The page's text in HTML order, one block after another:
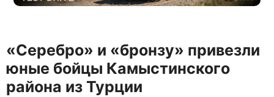
«Серебро» и «бронзу» привезли
юные бойцы Камыстинского
района из Турции